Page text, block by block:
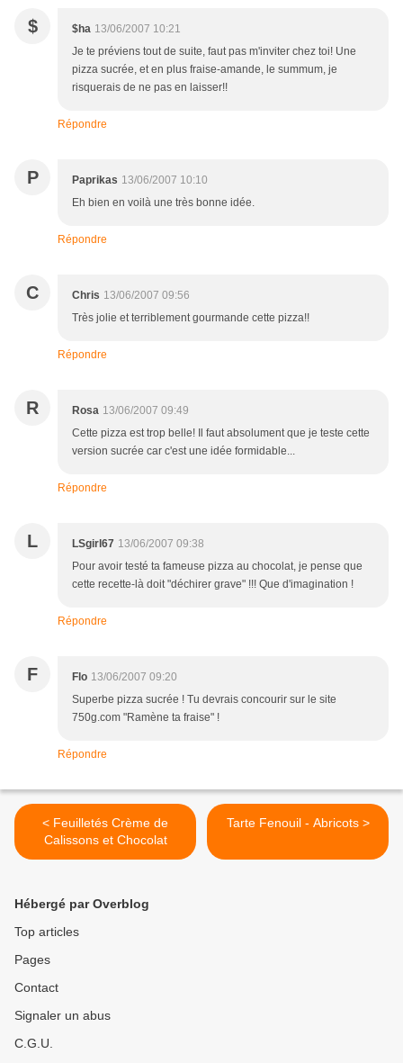
$ $ha 13/06/2007 10:21
Je te préviens tout de suite, faut pas m'inviter chez toi! Une
pizza sucrée, et en plus fraise-amande, le summum, je
risquerais de ne pas en laisser!!
Répondre
P Paprikas 13/06/2007 10:10
Eh bien en voilà une très bonne idée.
Répondre
C Chris 13/06/2007 09:56
Très jolie et terriblement gourmande cette pizza!!
Répondre
R Rosa 13/06/2007 09:49
Cette pizza est trop belle! Il faut absolument que je teste cette
version sucrée car c'est une idée formidable...
Répondre
L LSgirl67 13/06/2007 09:38
Pour avoir testé ta fameuse pizza au chocolat, je pense que
cette recette-là doit "déchirer grave" !!! Que d'imagination !
Répondre
F Flo 13/06/2007 09:20
Superbe pizza sucrée ! Tu devrais concourir sur le site
750g.com "Ramène ta fraise" !
Répondre
< Feuilletés Crème de
Calissons et Chocolat
Tarte Fenouil - Abricots >
Hébergé par Overblog
Top articles
Pages
Contact
Signaler un abus
C.G.U.